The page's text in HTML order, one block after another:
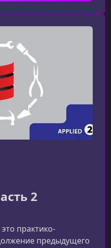
третья часть
продвинутые
язык
в реальных
2
практико-
предыдущего